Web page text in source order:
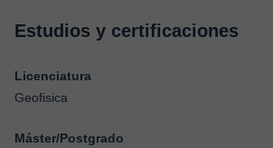
Estudios y certificaciones
Licenciatura
Geofisica
Máster/Postgrado